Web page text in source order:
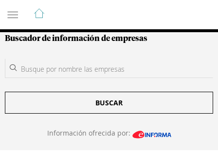
Guía de Empresas Colombianas
Buscador de información de empresas
BUSCAR
Información ofrecida por: